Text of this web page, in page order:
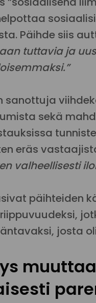
Päihde siis
tuttavia ja
sanottuja
sekä
eräs
valheellisesti
päihteiden
josta